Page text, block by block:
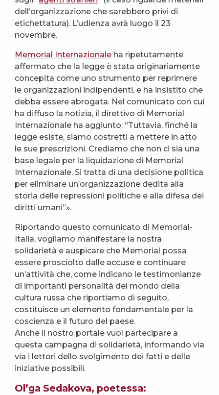
dell’organizzazione che sarebbero privi di
etichettatura). L’udienza avrà luogo il 23
novembre.
Memorial Internazionale ha ripetutamente
affermato che la legge è stata originariamente
concepita come uno strumento per reprimere
le organizzazioni indipendenti, e ha insistito che
debba essere abrogata. Nel comunicato con cui
ha diffuso la notizia, il direttivo di Memorial
Internazionale ha aggiunto: “Tuttavia, finché la
legge esiste, siamo costretti a mettere in atto
le sue prescrizioni. Crediamo che non ci sia una
base legale per la liquidazione di Memorial
Internazionale. Si tratta di una decisione politica
per eliminare un’organizzazione dedita alla
storia delle repressioni politiche e alla difesa dei
diritti umani”».
Riportando questo comunicato di Memorial-
Italia, vogliamo manifestare la nostra
solidarietà e auspicare che Memorial possa
essere prosciolto dalle accuse e continuare
un’attività che, come indicano le testimonianze
di importanti personalità del mondo della
cultura russa che riportiamo di seguito,
costituisce un elemento fondamentale per la
coscienza e il futuro del paese.
Anche il nostro portale vuol partecipare a
questa campagna di solidarietà, informando via
via i lettori dello svolgimento dei fatti e delle
iniziative possibili.
Ol’ga Sedakova, poetessa: